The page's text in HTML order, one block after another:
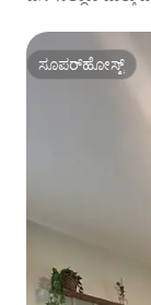
ಸೂಪರ್‌ಹೋಸ್ಟ್
ಸೂಪರ್‌ಹೋಸ್ಟ್